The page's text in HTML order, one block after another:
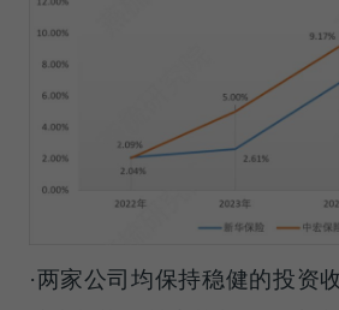
·两家公司均保持稳健的投资